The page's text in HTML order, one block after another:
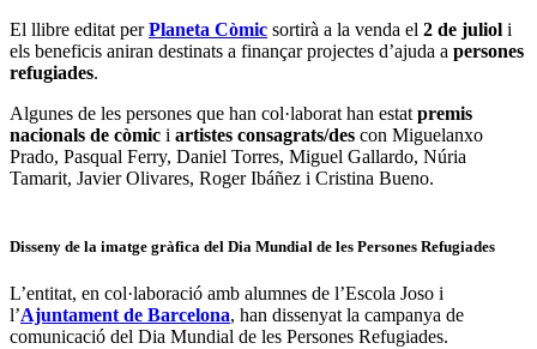
El llibre editat perPlaneta Còmic sortirà a la venda el 2 de juliol i
els beneficis aniran destinats a finançar projectes d’ajuda a persones
refugiades.
Algunes de les persones que han col·laborat han estat premis
nacionals de còmic i artistes consagrats/des con Miguelanxo
Prado, Pasqual Ferry, Daniel Torres, Miguel Gallardo, Núria
Tamarit, Javier Olivares, Roger Ibáñez i Cristina Bueno.
Disseny de la imatge gràfica del Dia Mundial de les Persones Refugiades
L’entitat, en col·laboració amb alumnes de l’Escola Joso i
l’Ajuntament de Barcelona, han dissenyat la campanya de
comunicació del Dia Mundial de les Persones Refugiades.